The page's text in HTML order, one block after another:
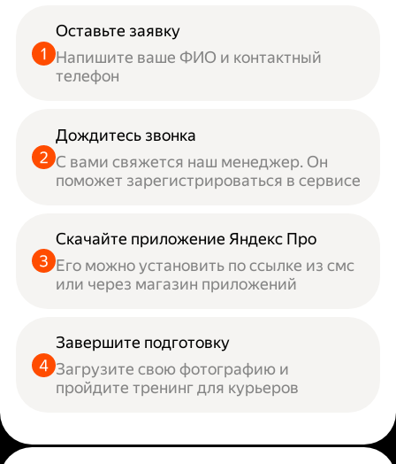
Оставьте заявку
Напишите ваше ФИО и контактный
телефон
Дождитесь звонка
С вами свяжется наш менеджер. Он
поможет зарегистрироваться в сервисе
Скачайте приложение Яндекс Про
Его можно установить по ссылке из смс
или через магазин приложений
Завершите подготовку
Загрузите свою фотографию и
пройдите тренинг для курьеров